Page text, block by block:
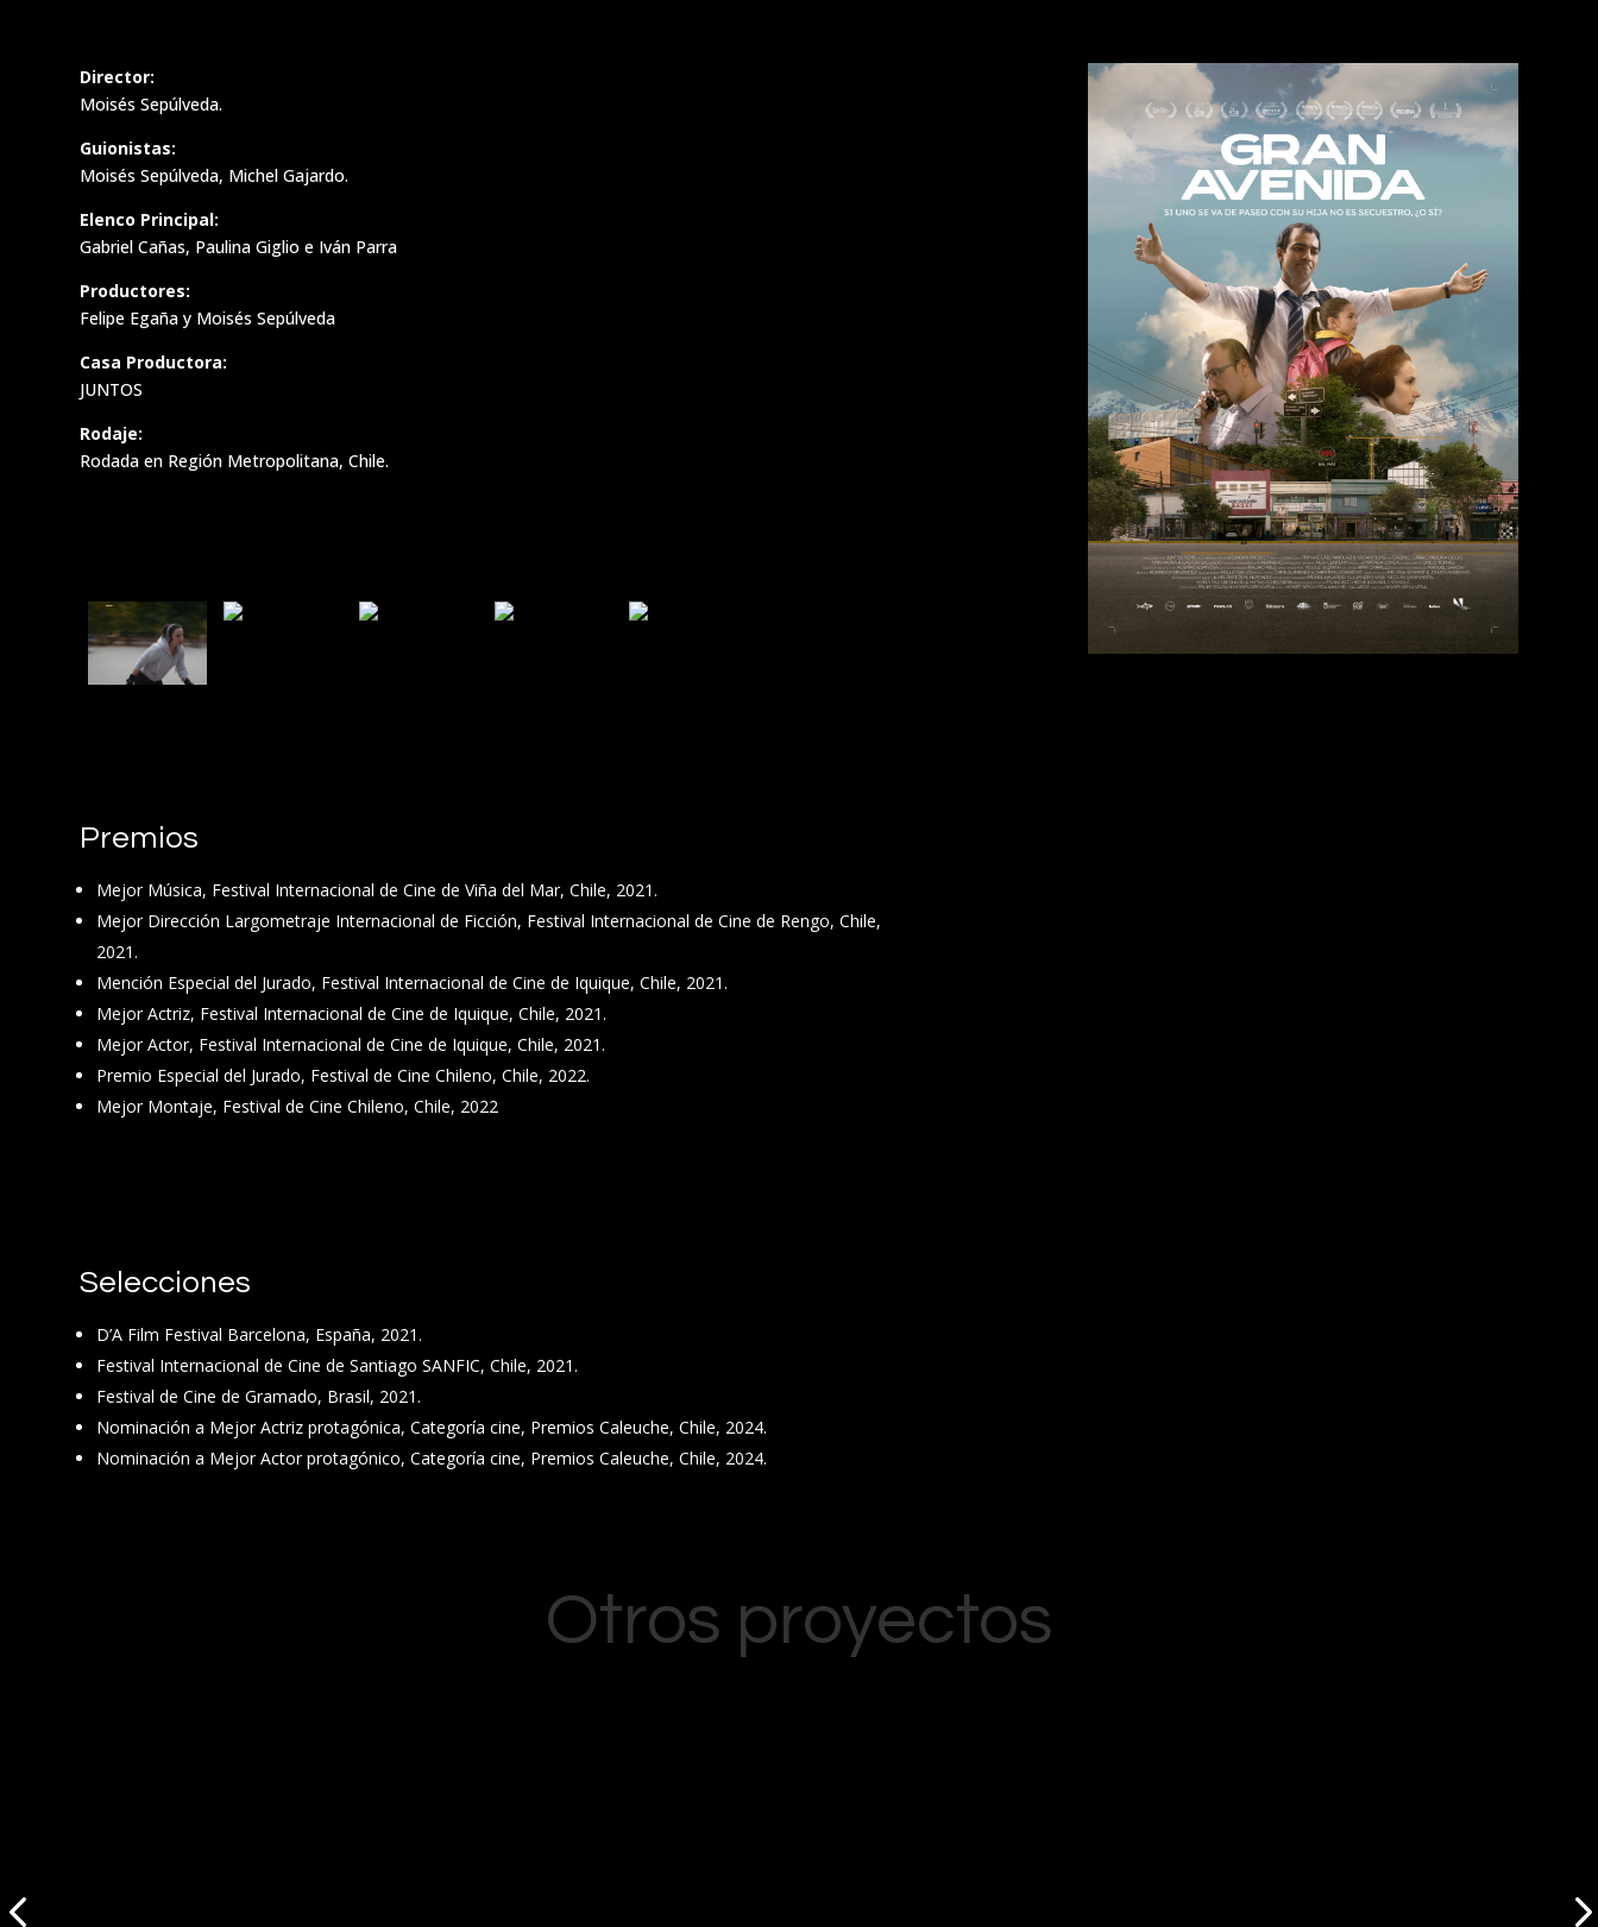
Director:
Moisés Sepúlveda.
Guionistas:
Moisés Sepúlveda, Michel Gajardo.
Elenco Principal:
Gabriel Cañas, Paulina Giglio e Iván Parra
Productores:
Felipe Egaña y Moisés Sepúlveda
Casa Productora:
JUNTOS
Rodaje:
Rodada en Región Metropolitana, Chile.
Premios
Mejor Música, Festival Internacional de Cine de Viña del Mar, Chile, 2021.
Mejor Dirección Largometraje Internacional de Ficción, Festival Internacional de Cine de Rengo, Chile,
2021.
Mención Especial del Jurado, Festival Internacional de Cine de Iquique, Chile, 2021.
Mejor Actriz, Festival Internacional de Cine de Iquique, Chile, 2021.
Mejor Actor, Festival Internacional de Cine de Iquique, Chile, 2021.
Premio Especial del Jurado, Festival de Cine Chileno, Chile, 2022.
Mejor Montaje, Festival de Cine Chileno, Chile, 2022
Selecciones
D’A Film Festival Barcelona, España, 2021.
Festival Internacional de Cine de Santiago SANFIC, Chile, 2021.
Festival de Cine de Gramado, Brasil, 2021.
Nominación a Mejor Actriz protagónica, Categoría cine, Premios Caleuche, Chile, 2024.
Nominación a Mejor Actor protagónico, Categoría cine, Premios Caleuche, Chile, 2024.
Otros proyectos